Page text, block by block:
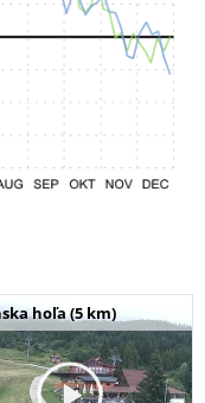
hoľa (5 km)